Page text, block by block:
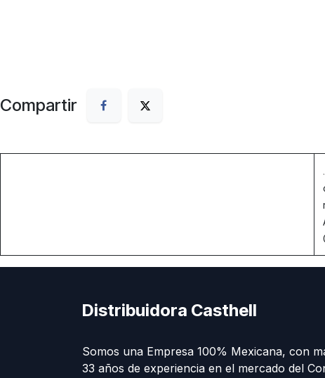
Compartir
.
Distribuidora Casthell
Somos una Empresa 100% Mexicana, con
33 años de experiencia en el mercado del